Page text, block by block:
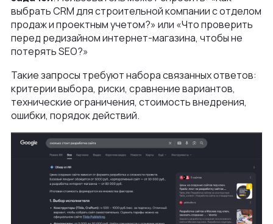
выбрать CRM для строительной компании с отделом
продаж и проектным учетом?» или «Что проверить
перед редизайном интернет-магазина, чтобы не
потерять SEO?»
Такие запросы требуют набора связанных ответов:
критерии выбора, риски, сравнение вариантов,
технические ограничения, стоимость внедрения,
ошибки, порядок действий.